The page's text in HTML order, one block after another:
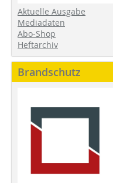
Aktuelle Ausgabe
Mediadaten
Abo-Shop
Heftarchiv
Brandschutz